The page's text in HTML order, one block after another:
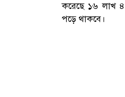
করেছে ১৬ লাখ
পড়ে থাকবে।